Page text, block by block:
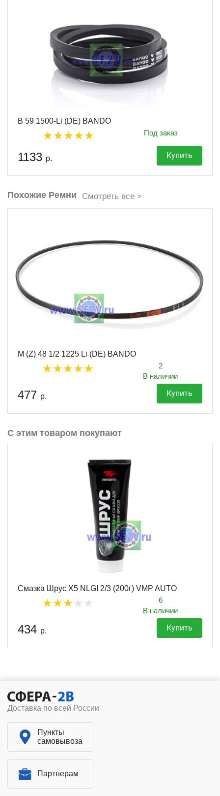
B 59 1500-Li (DE) BANDO
Под заказ
1133 р. Купить
Похожие Ремни Смотреть все >
M (Z) 48 1/2 1225 Li (DE) BANDO
2
В наличии
477 р. Купить
С этим товаром покупают
Смазка Шрус X5 NLGI 2/3 (200г) VMP AUTO
6
В наличии
434 р. Купить
Доставка по всей России
Пункты
самовывоза
Партнерам